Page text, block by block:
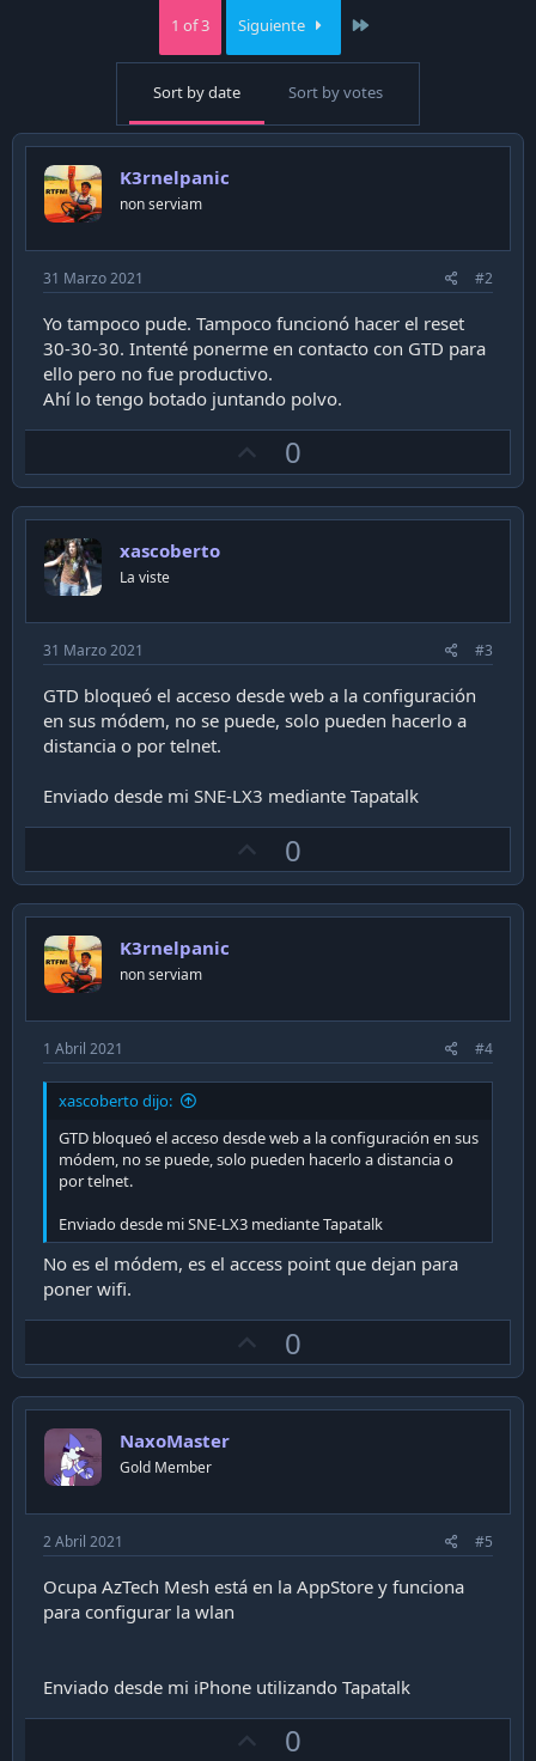
1 of 3 Siguiente
Sort by date Sort by votes
K3rnelpanic
non serviam
31 Marzo 2021 #2
Yo tampoco pude. Tampoco funcionó hacer el reset
30-30-30. Intenté ponerme en contacto con GTD para
ello pero no fue productivo.
Ahí lo tengo botado juntando polvo.
p
v
0
xascoberto
La viste
31 Marzo 2021 #3
GTD bloqueó el acceso desde web a la configuración
en sus módem, no se puede, solo pueden hacerlo a
distancia o por telnet.
Enviado desde mi SNE-LX3 mediante Tapatalk
p
v
0
K3rnelpanic
non serviam
1 Abril 2021 #4
xascoberto dijo:
GTD bloqueó el acceso desde web a la configuración en sus
módem, no se puede, solo pueden hacerlo a distancia o
por telnet.
Enviado desde mi SNE-LX3 mediante Tapatalk
No es el módem, es el access point que dejan para
poner wifi.
p
v
0
NaxoMaster
Gold Member
2 Abril 2021 #5
Ocupa AzTech Mesh está en la AppStore y funciona
para configurar la wlan
Enviado desde mi iPhone utilizando Tapatalk
0